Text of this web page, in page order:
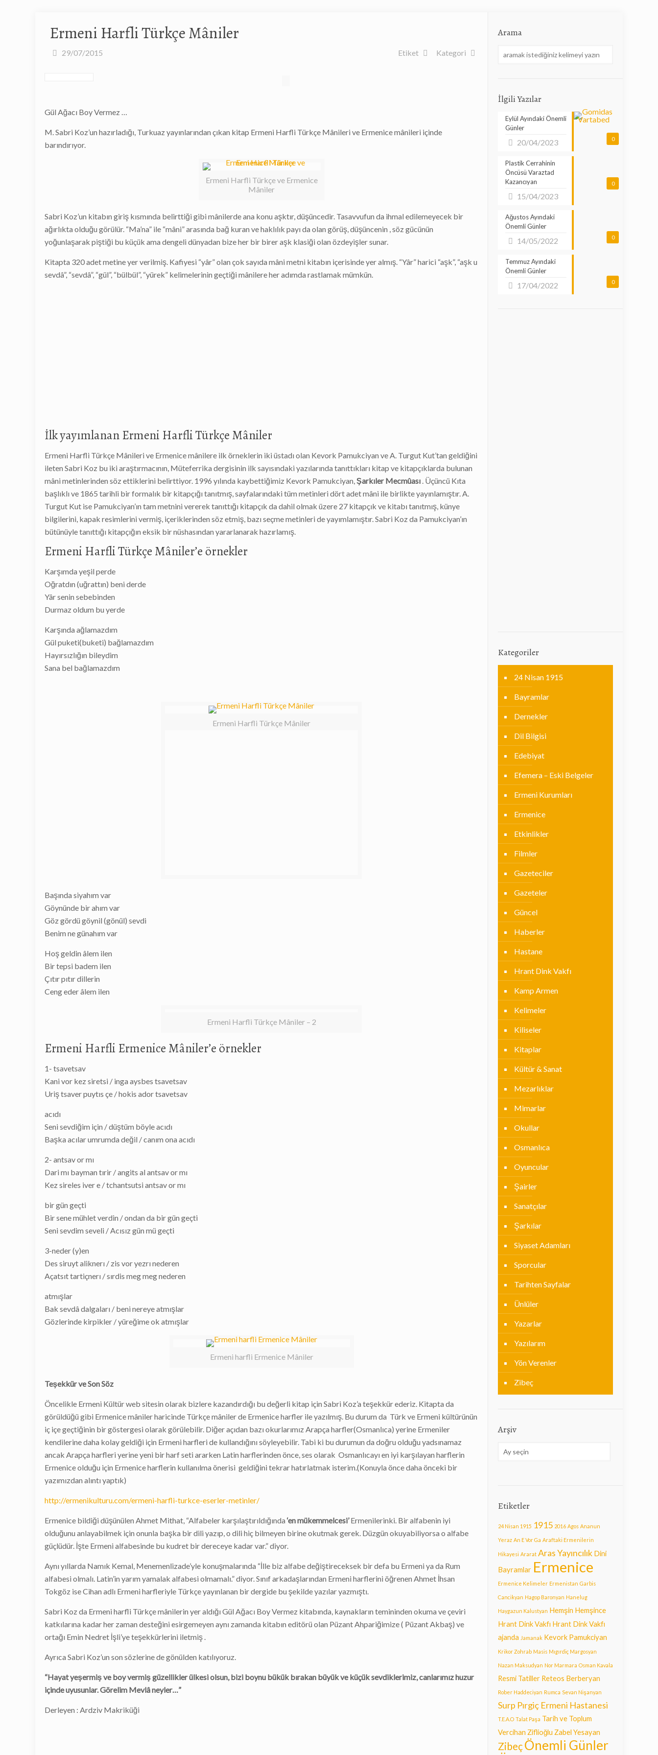
Ermeni Harfli Türkçe Mâniler
29/07/2015 Kategori
Etiket
Gül Ağacı Boy Vermez …
M. Sabri Koz’un hazırladığı, Turkuaz yayınlarından çıkan kitap Ermeni Harfli Türkçe Mânileri ve Ermenice mânileri içinde
barındırıyor.
Ermeni Harfli Türkçe ve Ermenice
Mâniler
Sabri Koz’un kitabın giriş kısmında belirttiği gibi mânilerde ana konu aşktır, düşüncedir. Tasavvufun da ihmal edilemeyecek bir
ağırlıkta olduğu görülür. “Ma’na” ile “mâni” arasında bağ kuran ve haklılık payı da olan görüş, düşüncenin , söz gücünün
yoğunlaşarak piştiği bu küçük ama dengeli dünyadan bize her bir birer aşk klasiği olan özdeyişler sunar.
Kitapta 320 adet metine yer verilmiş. Kafiyesi “yâr” olan çok sayıda mâni metni kitabın içerisinde yer almış. “Yâr” harici “aşk”, “aşk u
sevdâ”, “sevdâ”, “gül”, “bülbül”, “yürek” kelimelerinin geçtiği mânilere her adımda rastlamak mümkün.
İlk yayımlanan Ermeni Harfli Türkçe Mâniler
Ermeni Harfli Türkçe Mânileri ve Ermenice mânilere ilk örneklerin iki üstadı olan Kevork Pamukciyan ve A. Turgut Kut’tan geldiğini
ileten Sabri Koz bu iki araştırmacının, Müteferrika dergisinin ilk sayısındaki yazılarında tanıttıkları kitap ve kitapçıklarda bulunan
mâni metinlerinden söz ettiklerini belirttiyor. 1996 yılında kaybettiğimiz Kevork Pamukciyan,Şarkıler Mecmûası . Üçüncü Kıta
başlıklı ve 1865 tarihli bir formalık bir kitapçığı tanıtmış, sayfalarındaki tüm metinleri dört adet mâni ile birlikte yayınlamıştır. A.
Turgut Kut ise Pamukciyan’ın tam metnini vererek tanıttığı kitapçık da dahil olmak üzere 27 kitapçık ve kitabı tanıtmış, künye
bilgilerini, kapak resimlerini vermiş, içeriklerinden söz etmiş, bazı seçme metinleri de yayımlamıştır. Sabri Koz da Pamukciyan’ın
bütünüyle tanıttığı kitapçığın eksik bir nüshasından yararlanarak hazırlamış.
Ermeni Harfli Türkçe Mâniler’e örnekler
Karşımda yeşil perde
Oğratdın (uğrattın) beni derde
Yâr senin sebebinden
Durmaz oldum bu yerde
Karşında ağlamazdım
Gül puketi(buketi) bağlamazdım
Hayırsızlığın bileydim
Sana bel bağlamazdım
Ermeni Harfli Türkçe Mâniler
Başında siyahım var
Göynünde bir ahım var
Göz gördü göynil (gönül) sevdi
Benim ne günahım var
Hoş geldin âlem ilen
Bir tepsi badem ilen
Çıtır pıtır dillerin
Ceng eder âlem ilen
Ermeni Harfli Türkçe Mâniler – 2
Ermeni Harfli Ermenice Mâniler’e örnekler
1- tsavetsav
Kani vor kez siretsi / inga aysbes tsavetsav
Uriş tsaver puytıs çe / hokis ador tsavetsav
acıdı
Seni sevdiğim için / düştüm böyle acıdı
Başka acılar umrumda değil / canım ona acıdı
2- antsav or mı
Dari mı bayman tırir / angits al antsav or mı
Kez sireles iver e / tchantsutsi antsav or mı
bir gün geçti
Bir sene mühlet verdin / ondan da bir gün geçti
Seni sevdim seveli / Acısız gün mü geçti
3-neder (y)en
Des siruyt aliknerı / zis vor yezrı nederen
Açatsıt tartiçnerı / sırdis meg meg nederen
atmışlar
Bak sevdâ dalgaları / beni nereye atmışlar
Gözlerinde kirpikler / yüreğime ok atmışlar
Ermeni harfli Ermenice Mâniler
Teşekkür ve Son Söz
Öncelikle Ermeni Kültür web sitesin olarak bizlere kazandırdığı bu değerli kitap için Sabri Koz’a teşekkür ederiz. Kitapta da
görüldüğü gibi Ermenice mâniler haricinde Türkçe mâniler de Ermenice harfler ile yazılmış. Bu durum da Türk ve Ermeni kültürünün
iç içe geçtiğinin bir göstergesi olarak görülebilir. Diğer açıdan bazı okurlarımız Arapça harfler(Osmanlıca) yerine Ermeniler
kendilerine daha kolay geldiği için Ermeni harfleri de kullandığını söyleyebilir. Tabi ki bu durumun da doğru olduğu yadsınamaz
ancak Arapça harfleri yerine yeni bir harf seti ararken Latin harflerinden önce, ses olarak Osmanlıcayı en iyi karşılayan harflerin
Ermenice olduğu için Ermenice harflerin kullanılma önerisi geldiğini tekrar hatırlatmak isterim.(Konuyla önce daha önceki bir
yazımızdan alıntı yaptık)
http://ermenikulturu.com/ermeni-harfli-turkce-eserler-metinler/
Ermenice bildiği düşünülen Ahmet Mithat, “Alfabeler karşılaştırıldığında‘en mükemmelcesi’Ermenilerinki. Bir alfabenin iyi
olduğunu anlayabilmek için onunla başka bir dili yazıp, o dili hiç bilmeyen birine okutmak gerek. Düzgün okuyabiliyorsa o alfabe
güçlüdür. İşte Ermeni alfabesinde bu kudret bir dereceye kadar var.” diyor.
Aynı yıllarda Namık Kemal, Menemenlizade’yle konuşmalarında “İlle biz alfabe değiştireceksek bir defa bu Ermeni ya da Rum
alfabesi olmalı. Latin’in yarım yamalak alfabesi olmamalı.” diyor. Sınıf arkadaşlarından Ermeni harflerini öğrenen Ahmet İhsan
Tokgöz ise Cihan adlı Ermeni harfleriyle Türkçe yayınlanan bir dergide bu şekilde yazılar yazmıştı.
Sabri Koz da Ermeni harfli Türkçe mânilerin yer aldığı Gül Ağacı Boy Vermez kitabında, kaynakların temininden okuma ve çeviri
katkılarına kadar her zaman desteğini esirgemeyen aynı zamanda kitabın editörü olan Püzant Ahpariğimize ( Püzant Akbaş) ve
ortağı Emin Nedret İşli’ye teşekkürlerini iletmiş .
Ayrıca Sabri Koz’un son sözlerine de gönülden katılıyoruz.
“Hayat yeşermiş ve boy vermiş güzellikler ülkesi olsun, bizi boynu bükük bırakan büyük ve küçük sevdiklerimiz, canlarımız huzur
içinde uyusunlar. Görelim Mevlâ neyler…”
Derleyen : Ardziv Makriküği
Arama
İlgili Yazılar
0
Eylül Ayındaki Önemli
Günler
20/04/2023
0
Plastik Cerrahinin
Öncüsü Varaztad
Kazancıyan
15/04/2023
0
Ağustos Ayındaki
Önemli Günler
14/05/2022
0
Temmuz Ayındaki
Önemli Günler
17/04/2022
Kategoriler
24 Nisan 1915
Bayramlar
Dernekler
Dil Bilgisi
Edebiyat
Efemera – Eski Belgeler
Ermeni Kurumları
Ermenice
Etkinlikler
Filmler
Gazeteciler
Gazeteler
Güncel
Haberler
Hastane
Hrant Dink Vakfı
Kamp Armen
Kelimeler
Kiliseler
Kitaplar
Kültür & Sanat
Mezarlıklar
Mimarlar
Okullar
Osmanlıca
Oyuncular
Şairler
Sanatçılar
Şarkılar
Siyaset Adamları
Sporcular
Tarihten Sayfalar
Ünlüler
Yazarlar
Yazılarım
Yön Verenler
Zibeç
Arşiv
Arşiv
Etiketler
24 Nisan 1915 1915 2016 Agos Ananun
Yeraz An E Vor Ga Araftaki Ermenilerin
Hikayesi Ararat Aras Yayıncılık Dini
Bayramlar Ermenice
Ermenice Kelimeler Ermenistan Garbis
Cancikyan Hagop Baronyan Hanelug
Haygazun Kalustyan Hemşin Hemşince
Hrant Dink Vakfı Hrant Dink Vakfı
ajanda Jamanak Kevork Pamukciyan
Krikor Zohrab Masis Mıgırdiç Margosyan
Nazan Maksudyan Nor Marmara Osman Kavala
Resmi Tatiller Reteos Berberyan
Rober Haddeciyan Rumca Sevan Nişanyan
Surp Pırgiç Ermeni Hastanesi
T.E.A.O Talat Paşa Tarih ve Toplum
Vercihan Ziflioğlu Zabel Yesayan
ZibeçÖnemli Günler